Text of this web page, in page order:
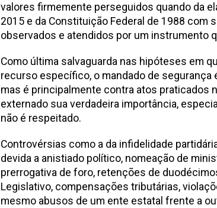
valores firmemente perseguidos quando da
2015 e da Constituição Federal de 1988 com
observados e atendidos por um instrumento
Como última salvaguarda nas hipóteses em
recurso específico, o mandado de segurança
mas é principalmente contra atos praticados
externado sua verdadeira importância,
não é respeitado.
Controvérsias como a da infidelidade
devida a anistiado político, nomeação de
prerrogativa de foro, retenções de
Legislativo, compensações tributárias,
mesmo abusos de um ente estatal frente a